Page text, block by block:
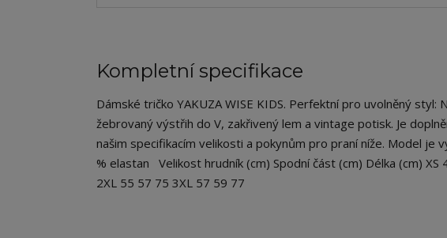
Kompletní specifikace
Dámské tričko YAKUZA WISE KIDS. Perfektní pro uvolněný
žebrovaný výstřih do V, zakřivený lem a vintage potisk. Je
našim specifikacím velikosti a pokynům pro praní níže. Model je
% elastan Velikost hrudník (cm) Spodní část (cm) Délka (cm)
2XL 55 57 75 3XL 57 59 77